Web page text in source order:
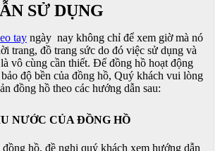
SỬ DỤNG
tay ngày nay không chỉ để xem giờ mà nó
trang, đồ trang sức do đó việc sử dụng và
là vô cùng cần thiết. Để đồng hồ hoạt động
độ bền của đồng hồ, Quý khách vui lòng
đồng hồ theo các hướng dẫn sau:
NƯỚC CỦA ĐỒNG HỒ
hồ, đề nghị quý khách xem hướng dẫn